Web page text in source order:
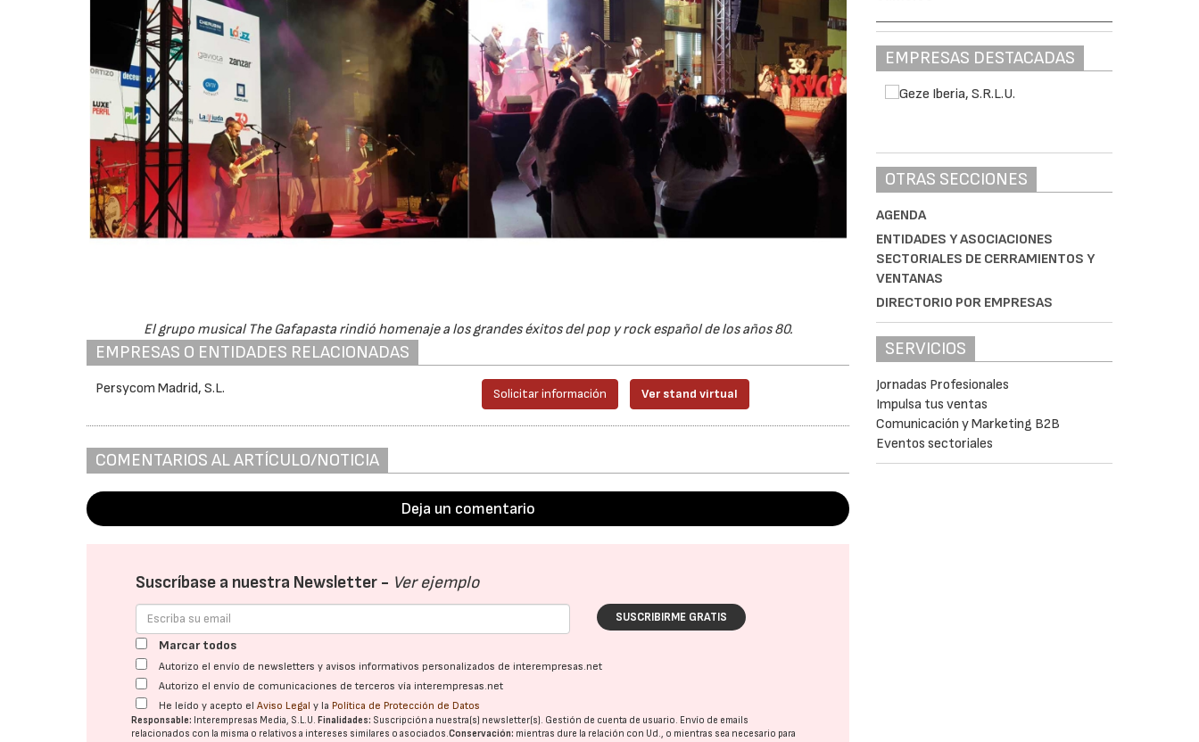
El grupo musical The Gafapasta rindió homenaje a los grandes éxitos del pop y rock español de los años 80.
EMPRESAS O ENTIDADES RELACIONADAS
Persycom Madrid, S.L. Solicitar información Ver stand virtual
COMENTARIOS AL ARTÍCULO/NOTICIA
Deja un comentario
Suscríbase a nuestra Newsletter - Ver ejemplo
SUSCRIBIRME GRATIS
Marcar todos
Autorizo el envío de newsletters y avisos informativos personalizados de interempresas.net
Autorizo el envío de comunicaciones de terceros vía interempresas.net
He leído y acepto elAviso Legal y la Política de Protección de Datos
Responsable: Interempresas Media, S.L.U.Finalidades: Suscripción a nuestra(s) newsletter(s). Gestión de cuenta de usuario. Envío de emails
relacionados con la misma o relativos a intereses similares o asociados.Conservación: mientras dure la relación con Ud., o mientras sea necesario para
EMPRESAS DESTACADAS
OTRAS SECCIONES
AGENDA
ENTIDADES Y ASOCIACIONES
SECTORIALES DE CERRAMIENTOS Y
VENTANAS
DIRECTORIO POR EMPRESAS
SERVICIOS
Jornadas Profesionales
Impulsa tus ventas
Comunicación y Marketing B2B
Eventos sectoriales